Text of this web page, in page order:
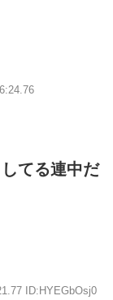
てる連中だ
ID:HYEGbOsj0